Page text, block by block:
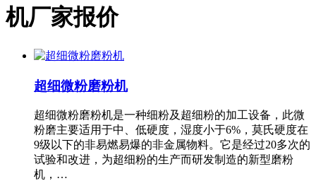
机厂家报价
超细微粉磨粉机
超细微粉磨粉机是一种细粉及超细粉的加工设备，此微
粉磨主要适用于中、低硬度，湿度小于6%，莫氏硬度在
9级以下的非易燃易爆的非金属物料。它是经过20多次的
试验和改进，为超细粉的生产而研发制造的新型磨粉
机，…